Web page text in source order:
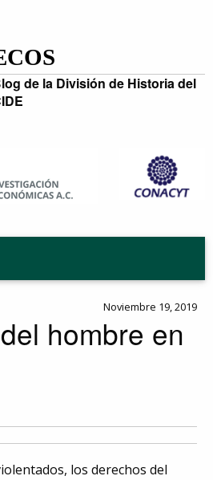
de la División de Historia del
Noviembre 19, 2019
hombre en
los derechos del